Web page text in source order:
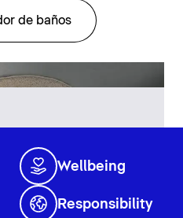
de baños
Wellbeing
Responsibility